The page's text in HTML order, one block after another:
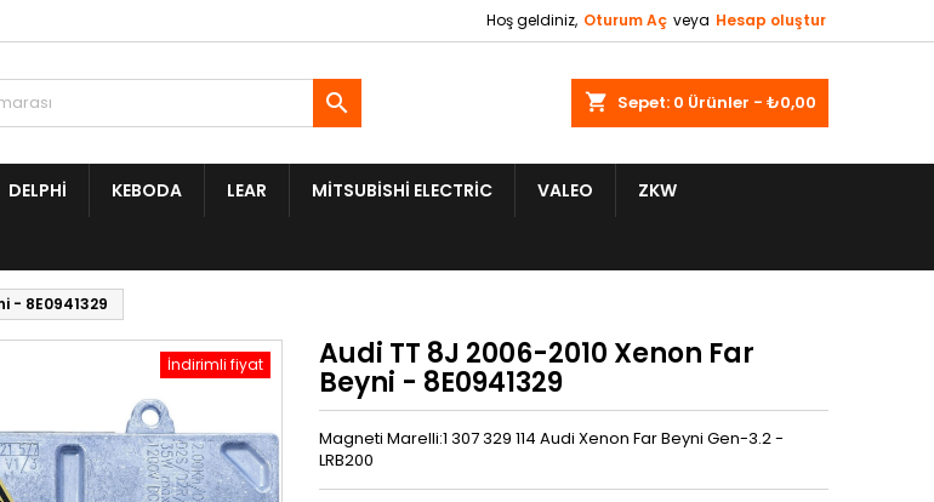
Hoş geldiniz, Oturum Aç veya Hesap oluştur
shopping_cart Sepet: 0 Ürünler - ₺0,00

DELPHI KEBODA LEAR MITSUBISHI ELECTRIC VALEO ZKW
- 8E0941329
İndirimli fiyat Audi TT​ 8J 2006-2010 Xenon Far
Beyni - 8E0941329
Magneti Marelli:1 307 329 114 Audi Xenon Far Beyni Gen-3.2 -
LRB200